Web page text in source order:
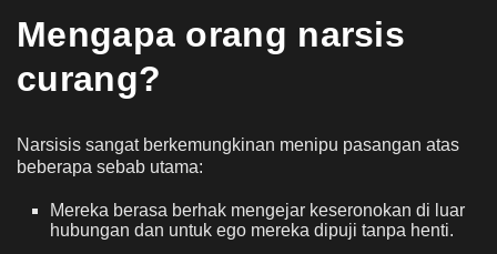
Mengapa orang narsis
curang?
Narsisis sangat berkemungkinan menipu pasangan atas
beberapa sebab utama:
Mereka berasa berhak mengejar keseronokan di luar
hubungan dan untuk ego mereka dipuji tanpa henti.